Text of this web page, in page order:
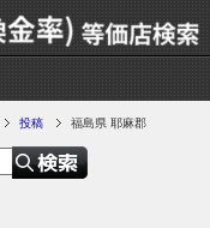
投稿 福島県 耶麻郡